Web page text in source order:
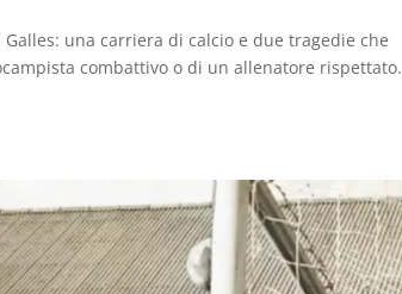
una carriera di calcio e due tragedie che
combattivo o di un allenatore rispettato.